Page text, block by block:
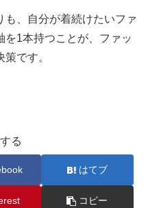
も、自分が着続けたいファ
を1本持つことが、ファッ
です。
る
はてブ
コピー